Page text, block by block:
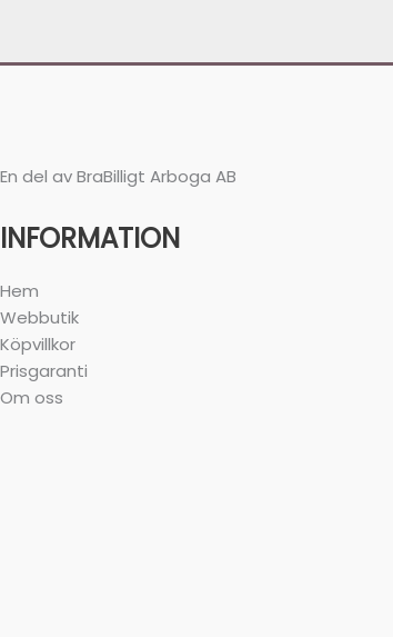
En del av BraBilligt Arboga AB
INFORMATION
Hem
Webbutik
Köpvillkor
Prisgaranti
Om oss